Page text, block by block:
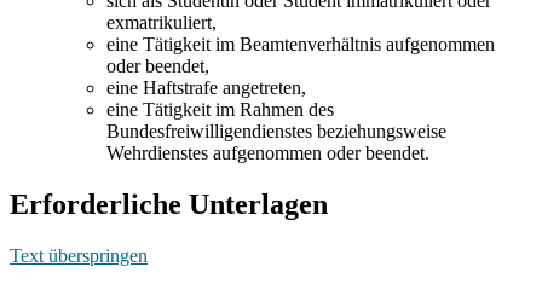
exmatrikuliert,
eine Tätigkeit im Beamtenverhältnis aufgenommen
oder beendet,
eine Haftstrafe angetreten,
eine Tätigkeit im Rahmen des
Bundesfreiwilligendienstes beziehungsweise
Wehrdienstes aufgenommen oder beendet.
Erforderliche Unterlagen
Text überspringen